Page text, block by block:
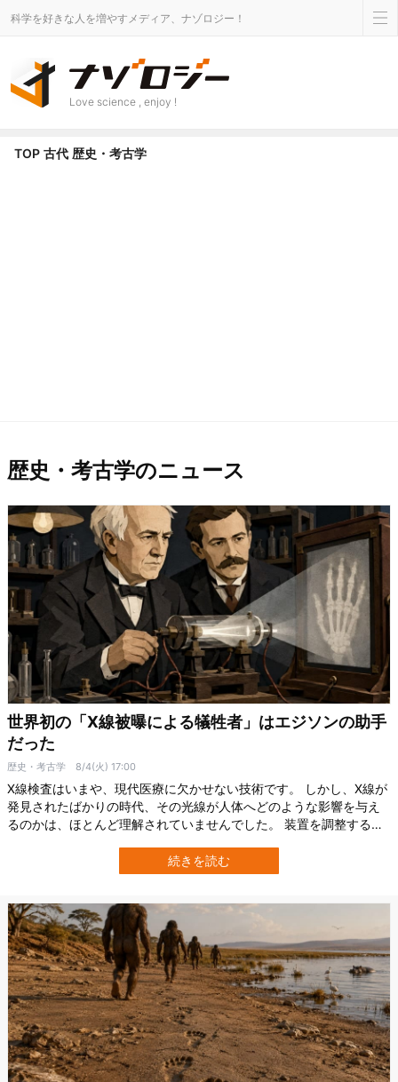
科学を好きな人を増やすメディア、ナゾロジー！
Love science , enjoy !
TOP 古代 歴史・考古学
歴史・考古学のニュース
世界初の「X線被曝による犠牲者」はエジソンの助手
だった
歴史・考古学 8/4(火) 17:00
X線検査はいまや、現代医療に欠かせない技術です。 しかし、X線が
発見されたばかりの時代、その光線が人体へどのような影響を与え
るのかは、ほとんど理解されていませんでした。 装置を調整するた
たのです。 そんなX線研究の黎明（れいめい）期に、長期間の被曝
によって命を落とし、「世界初のX線被曝による死亡者」と考えられ
続きを読む